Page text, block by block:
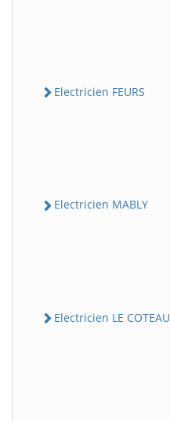
Electricien FEURS
Electricien MABLY
Electricien LE COTEAU